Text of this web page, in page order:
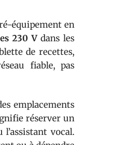
équipement en
230 Vdans les
de recettes,
fiable, pas
emplacements
réserver un
vocal.